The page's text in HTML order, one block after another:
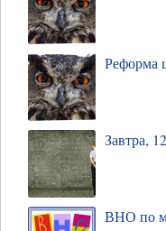
Реформа
Завтра,
ВНО по